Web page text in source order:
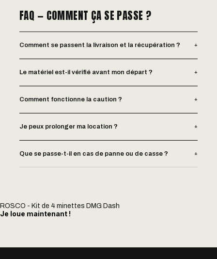
FAQ — COMMENT ÇA SE PASSE ?
Comment se passent la livraison et la récupération ? +
Le matériel est-il vérifié avant mon départ ? +
Comment fonctionne la caution ? +
Je peux prolonger ma location ? +
Que se passe-t-il en cas de panne ou de casse ? +
ROSCO - Kit de 4 minettes DMG Dash
Je loue maintenant !